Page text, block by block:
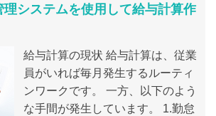
理システムを使用して給与計算作
給与計算の現状 給与計算は、従業
員がいれば毎月発生するルーティ
ンワークです。 一方、以下のよう
な手間が発生しています。 1.勤怠